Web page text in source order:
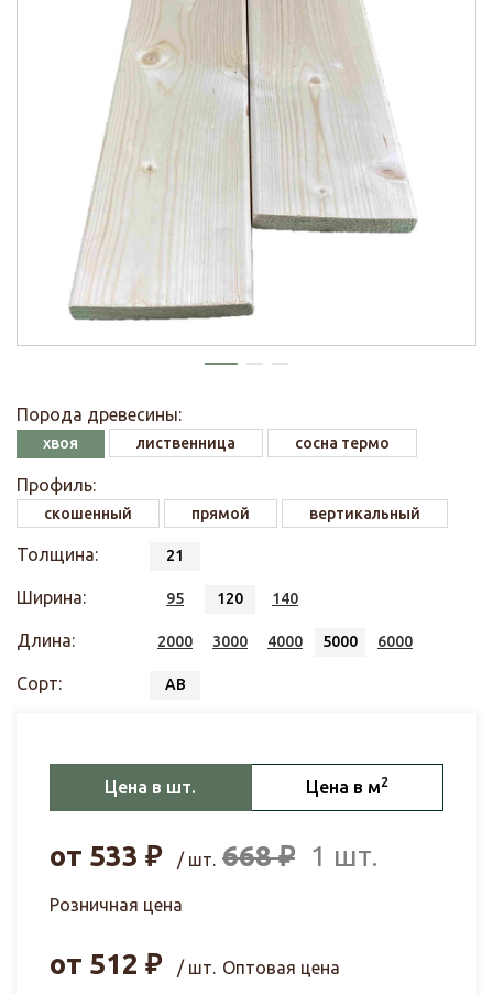
Порода древесины:
хвоя лиственница сосна термо
Профиль:
скошенный прямой вертикальный
Толщина: 21
Ширина: 95 120 140
Длина: 2000 3000 4000 5000 6000
Сорт: АВ
Цена в шт. Цена в м2
от 533 ₽ / шт. 668₽ 1 шт.
Розничная цена
от 512 ₽ / шт. Оптовая цена